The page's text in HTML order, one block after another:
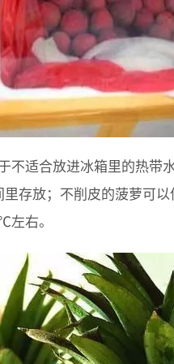
不适合放进冰箱里的热
存放；不削皮的菠萝可
左右。